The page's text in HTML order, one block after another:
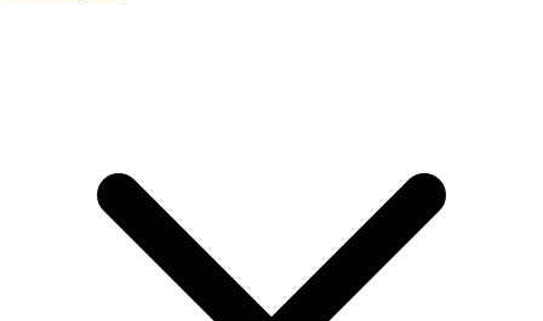
Cửa Nhựa Đài Loan